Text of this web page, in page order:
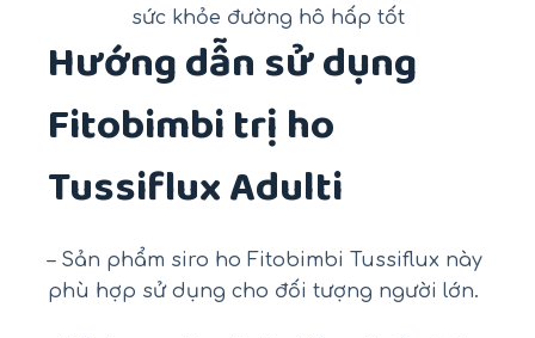
sức khỏe đường hô hấp tốt
Hướng dẫn sử dụng
Fitobimbi trị ho
Tussiflux Adulti
– Sản phẩm siro ho Fitobimbi Tussiflux này
phù hợp sử dụng cho đối tượng người lớn.